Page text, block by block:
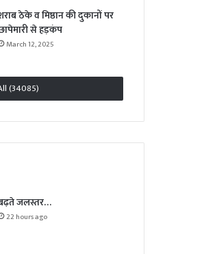
ठेके व मिष्ठान की दुकानों पर
से हड़कंप
March 12, 2025
(34085)
जलस्तर…
22 hours ago